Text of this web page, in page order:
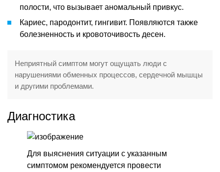
полости, что вызывает аномальный привкус.
Кариес, пародонтит, гингивит. Появляются также
болезненность и кровоточивость десен.
Неприятный симптом могут ощущать люди с
нарушениями обменных процессов, сердечной мышцы
и другими проблемами.
Диагностика
Для выяснения ситуации с указанным
симптомом рекомендуется провести